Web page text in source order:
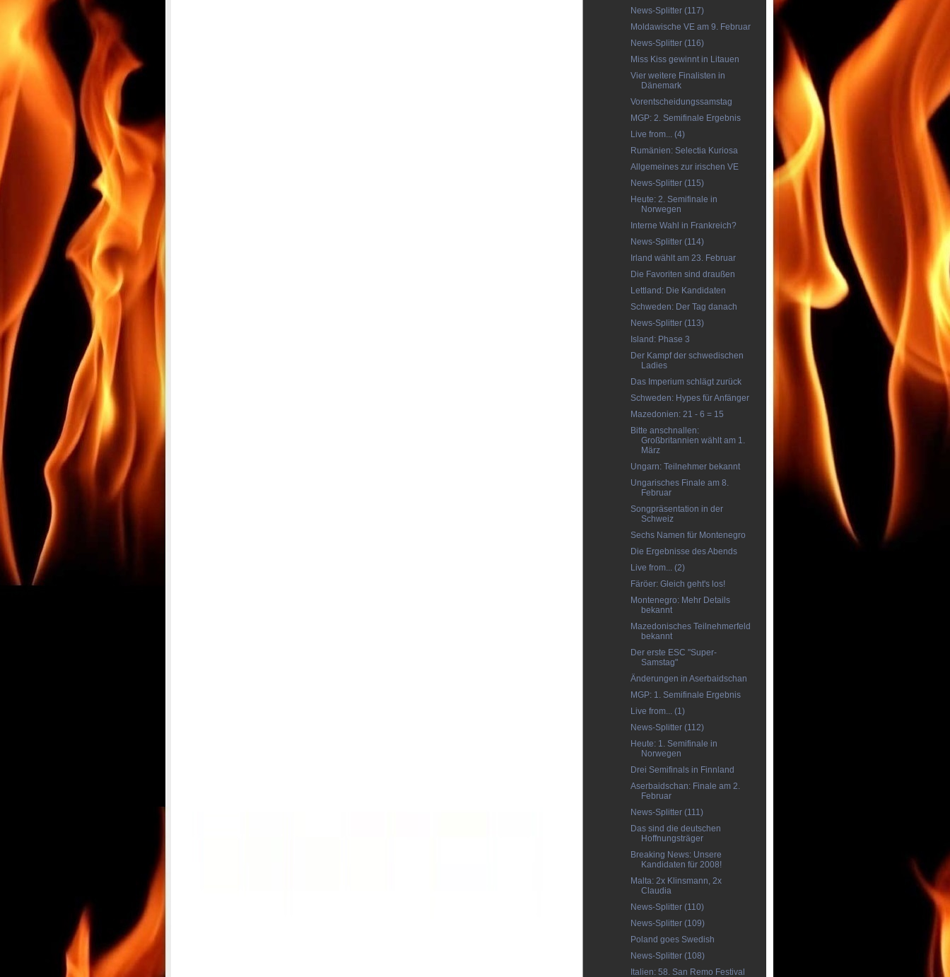
News-Splitter (117)
Moldawische VE am 9. Februar
News-Splitter (116)
Miss Kiss gewinnt in Litauen
Vier weitere Finalisten in
Dänemark
Vorentscheidungssamstag
MGP: 2. Semifinale Ergebnis
Live from... (4)
Rumänien: Selectia Kuriosa
Allgemeines zur irischen VE
News-Splitter (115)
Heute: 2. Semifinale in
Norwegen
Interne Wahl in Frankreich?
News-Splitter (114)
Irland wählt am 23. Februar
Die Favoriten sind draußen
Lettland: Die Kandidaten
Schweden: Der Tag danach
News-Splitter (113)
Island: Phase 3
Der Kampf der schwedischen
Ladies
Das Imperium schlägt zurück
Schweden: Hypes für Anfänger
Mazedonien: 21 - 6 = 15
Bitte anschnallen:
Großbritannien wählt am 1.
März
Ungarn: Teilnehmer bekannt
Ungarisches Finale am 8.
Februar
Songpräsentation in der
Schweiz
Sechs Namen für Montenegro
Die Ergebnisse des Abends
Live from... (2)
Färöer: Gleich geht's los!
Montenegro: Mehr Details
bekannt
Mazedonisches Teilnehmerfeld
bekannt
Der erste ESC "Super-
Samstag"
Änderungen in Aserbaidschan
MGP: 1. Semifinale Ergebnis
Live from... (1)
News-Splitter (112)
Heute: 1. Semifinale in
Norwegen
Drei Semifinals in Finnland
Aserbaidschan: Finale am 2.
Februar
News-Splitter (111)
Das sind die deutschen
Hoffnungsträger
Breaking News: Unsere
Kandidaten für 2008!
Malta: 2x Klinsmann, 2x
Claudia
News-Splitter (110)
News-Splitter (109)
Poland goes Swedish
News-Splitter (108)
Italien: 58. San Remo Festival